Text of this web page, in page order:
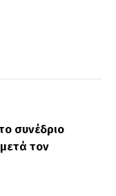
συνέδριο
τον